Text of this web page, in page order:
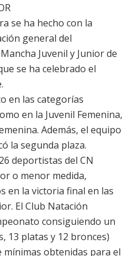
se ha hecho con la
general del
Juvenil y Junior de
se ha celebrado el
en las categorías
en la Juvenil Femenina,
Además, el equipo
la segunda plaza.
deportistas del CN
o menor medida,
en la victoria final en las
El Club Natación
consiguiendo un
13 platas y 12 bronces)
obtenidas para el